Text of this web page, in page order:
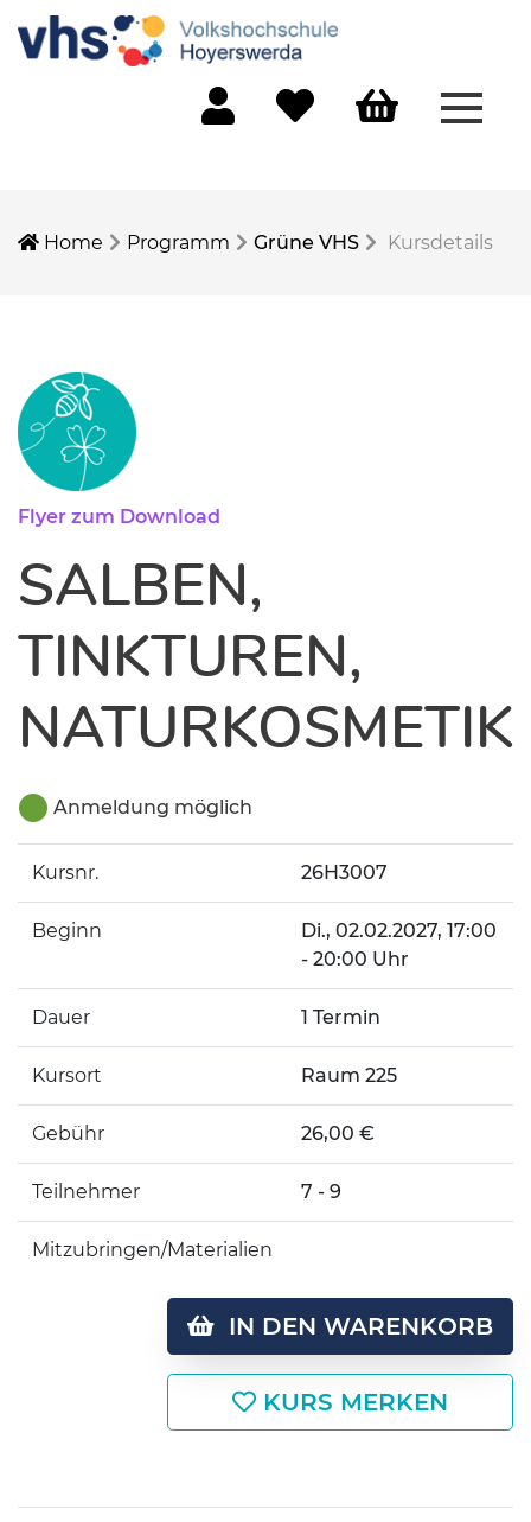
Home Programm Grüne VHS Kursdetails
Flyer zum Download
SALBEN,
TINKTUREN,
NATURKOSMETIK
Anmeldung möglich
Kursnr. 26H3007
Beginn Di., 02.02.2027, 17:00
- 20:00 Uhr
Dauer 1 Termin
Kursort Raum 225
Gebühr 26,00 €
Teilnehmer 7 - 9
Mitzubringen/Materialien
IN DEN WARENKORB
KURS MERKEN